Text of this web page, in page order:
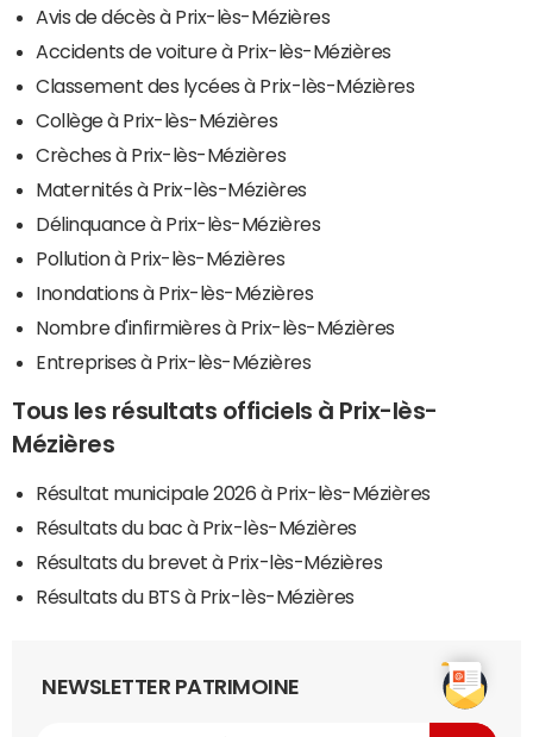
Avis de décès à Prix-lès-Mézières
Accidents de voiture à Prix-lès-Mézières
Classement des lycées à Prix-lès-Mézières
Collège à Prix-lès-Mézières
Crèches à Prix-lès-Mézières
Maternités à Prix-lès-Mézières
Délinquance à Prix-lès-Mézières
Pollution à Prix-lès-Mézières
Inondations à Prix-lès-Mézières
Nombre d'infirmières à Prix-lès-Mézières
Entreprises à Prix-lès-Mézières
Tous les résultats officiels à Prix-lès-
Mézières
Résultat municipale 2026 à Prix-lès-Mézières
Résultats du bac à Prix-lès-Mézières
Résultats du brevet à Prix-lès-Mézières
Résultats du BTS à Prix-lès-Mézières
NEWSLETTER PATRIMOINE